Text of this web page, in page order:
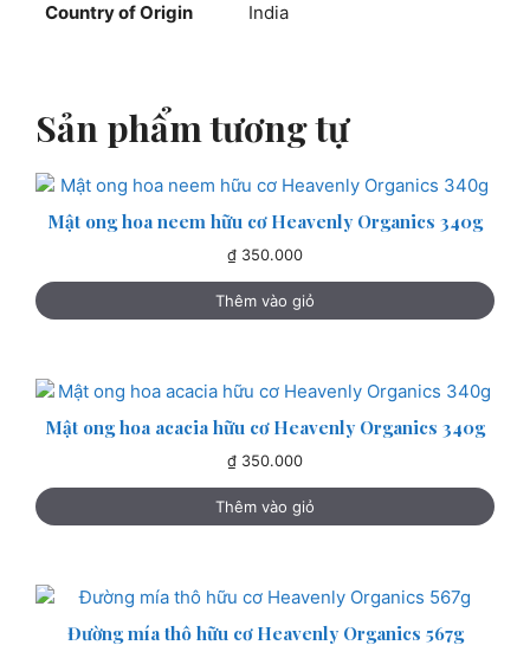
Country of Origin
India
Sản phẩm tương tự
Mật ong hoa neem hữu cơ Heavenly Organics 340g
₫ 350.000
Thêm vào giỏ
Mật ong hoa acacia hữu cơ Heavenly Organics 340g
₫ 350.000
Thêm vào giỏ
Đường mía thô hữu cơ Heavenly Organics 567g